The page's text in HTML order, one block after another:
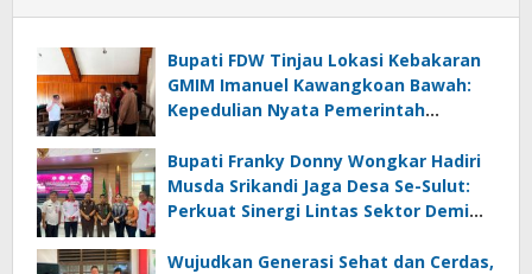
Bupati FDW Tinjau Lokasi Kebakaran
GMIM Imanuel Kawangkoan Bawah:
Kepedulian Nyata Pemerintah
Terdampak
Bupati Franky Donny Wongkar Hadiri
Musda Srikandi Jaga Desa Se-Sulut:
Perkuat Sinergi Lintas Sektor Demi
Wujudkan Generasi Sehat dan Cerdas,